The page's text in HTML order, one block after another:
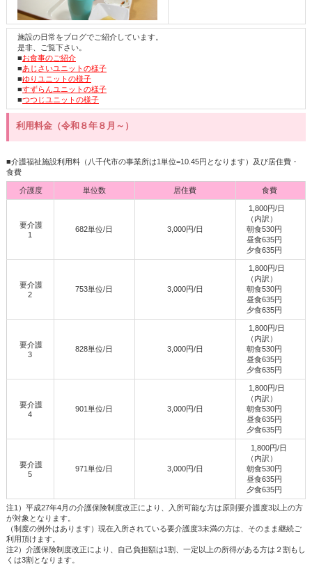
施設の日常をブログでご紹介しています。
是非、ご覧下さい。
■お食事のご紹介
■あじさいユニットの様子
■ゆりユニットの様子
■すずらんユニットの様子
■つつじユニットの様子
利用料金（令和８年８月～）
■介護福祉施設利用料（八千代市の事業所は1単位=10.45円となります）及び居住費・
食費
介護度 単位数 居住費 食費
要介護
1
682単位/日 3,000円/日
1,800円/日
（内訳）
朝食530円
昼食635円
夕食635円
要介護
2
753単位/日 3,000円/日
1,800円/日
（内訳）
朝食530円
昼食635円
夕食635円
要介護
3
828単位/日 3,000円/日
1,800円/日
（内訳）
朝食530円
昼食635円
夕食635円
要介護
4
901単位/日 3,000円/日
1,800円/日
（内訳）
朝食530円
昼食635円
夕食635円
要介護
5
971単位/日 3,000円/日
1,800円/日
（内訳）
朝食530円
昼食635円
夕食635円
注1）平成27年4月の介護保険制度改正により、入所可能な方は原則要介護度3以上の方
が対象となります。
（制度の例外はあります）現在入所されている要介護度3未満の方は、そのまま継続ご
利用頂けます。
注2）介護保険制度改正により、自己負担額は1割、一定以上の所得がある方は２割もし
くは3割となります。